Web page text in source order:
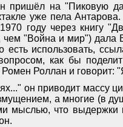
пришёл на "Пиковую
уже пела
году через книгу
чем "Война и мир") дала
есть использовать,
как бы
Роллан и говорит:
он приводит массу
а многие (в
мыслью, что выдержки